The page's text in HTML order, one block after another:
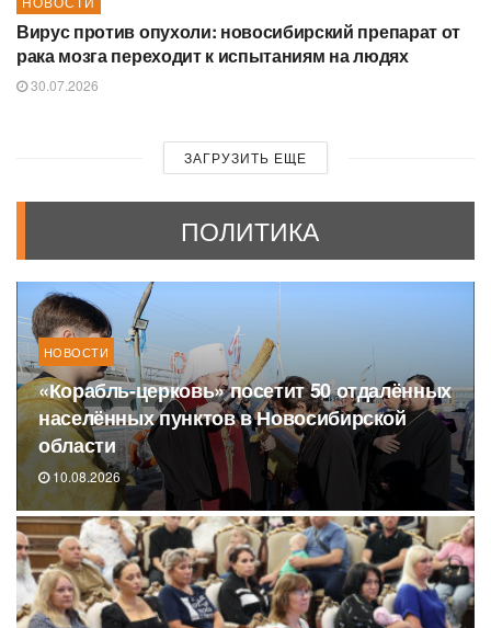
Вирус против опухоли: новосибирский препарат от
рака мозга переходит к испытаниям на людях
30.07.2026
ЗАГРУЗИТЬ ЕЩЕ
ПОЛИТИКА
НОВОСТИ
«Корабль-церковь» посетит 50 отдалённых
населённых пунктов в Новосибирской
области
10.08.2026